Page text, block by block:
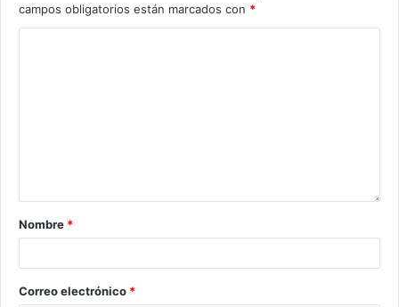
campos obligatorios están marcados con *
Nombre *
Correo electrónico *